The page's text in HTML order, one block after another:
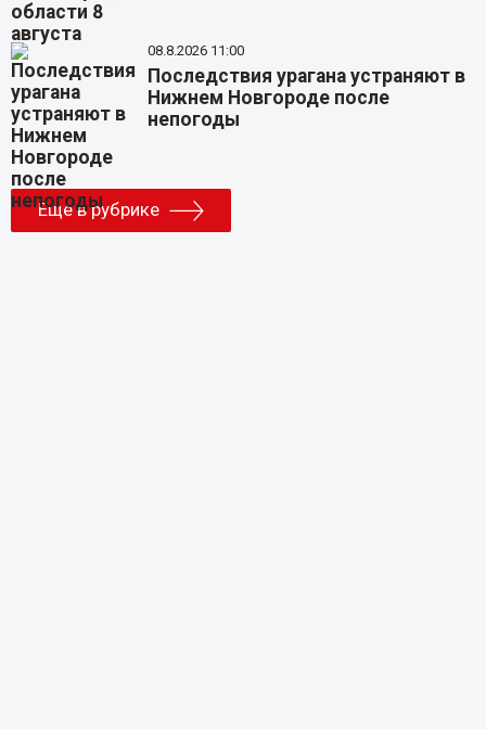
08.8.2026 11:00
Последствия урагана устраняют в
Нижнем Новгороде после
непогоды
Еще в рубрике